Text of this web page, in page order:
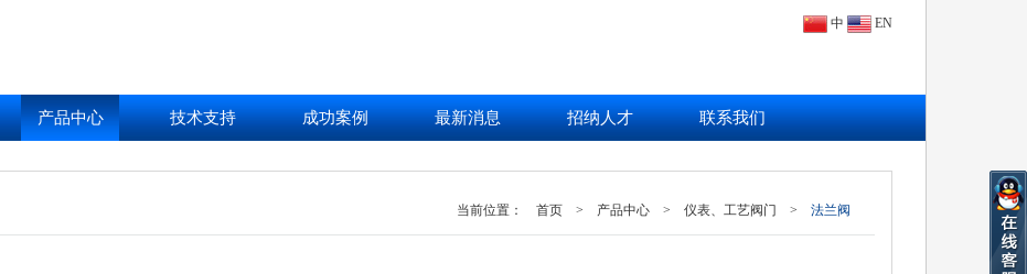
中 EN
产品中心 技术支持 成功案例 最新消息 招纳人才 联系我们
当前位置： 首页 > 产品中心 > 仪表、工艺阀门 > 法兰阀